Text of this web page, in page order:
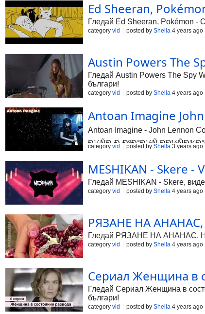
Ed Sheeran,
Гледай Ed Sheeran, Pokémon -
category vid posted by Shella 4 years ago
Austin Powers The
Гледай Austin Powers The Spy
българи!
category vid posted by Shella 4 years ago
Antoan Imagine
Antoan Imagine - John Lennon
Ð¼ÑÐ·Ð¸ÐºÐ°Ð½Ñ
category vid posted by Shella 3 years ago
MESHIKAN - Skere -
Гледай MESHIKAN - Skere,
category vid posted by Shella 4 years ago
РЯЗАНЕ НА
Гледай РЯЗАНЕ НА АНАНАС,
category vid posted by Shella 4 years ago
Сериал Женщина в
Гледай Сериал Женщина в
българи!
category vid posted by Shella 4 years ago